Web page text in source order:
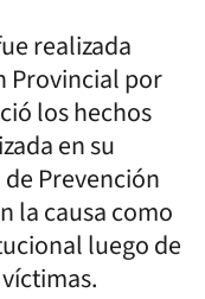
realizada
Provincial por
los hechos
en su
Prevención
la causa como
luego de